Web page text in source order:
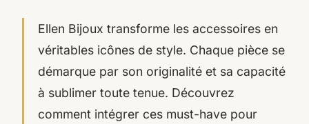
Ellen Bijoux transforme les accessoires en
véritables icônes de style. Chaque pièce se
démarque par son originalité et sa capacité
à sublimer toute tenue. Découvrez
comment intégrer ces must-have pour